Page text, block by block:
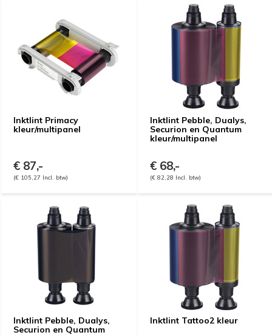
Inktlint Primacy
kleur/multipanel
€ 87,-
(€ 105,27 Incl. btw)
Inktlint Pebble, Dualys,
Securion en Quantum
kleur/multipanel
€ 68,-
(€ 82,28 Incl. btw)
Inktlint Pebble, Dualys,
Securion en Quantum
Inktlint Tattoo2 kleur